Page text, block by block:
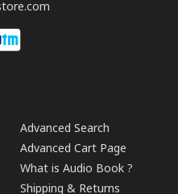
Advanced Search
Advanced Cart Page
What is Audio Book ?
Shipping & Returns